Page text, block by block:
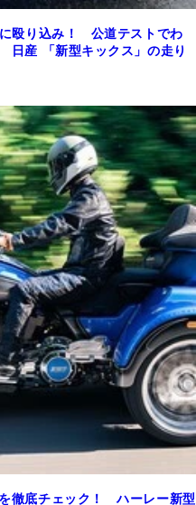
殴り込み！ 公道テストでわ
産 「新型キックス」の走り
徹底チェック！ ハーレー新型